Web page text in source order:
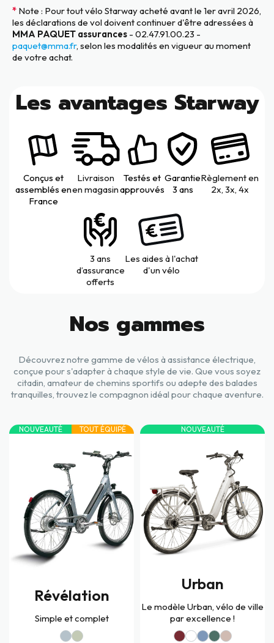
* Note : Pour tout vélo Starway acheté avant le 1er avril 2026,
les déclarations de vol doivent continuer d'être adressées à
MMA PAQUET assurances - 02.47.91.00.23 -
paquet@mma.fr, selon les modalités en vigueur au moment
de votre achat.
Les avantages Starway
Conçus et
assemblés en
France
Livraison
en magasin
Testés et
approuvés
Garantie
3 ans
Règlement en
2x, 3x, 4x
3 ans
d’assurance
offerts
Les aides à l'achat
d'un vélo
Nos gammes
Découvrez notre gamme de vélos à assistance électrique,
conçue pour s'adapter à chaque style de vie. Que vous soyez
citadin, amateur de chemins sportifs ou adepte des balades
tranquilles, trouvez le compagnon idéal pour chaque aventure.
NOUVEAUTÉ TOUT ÉQUIPÉ
Révélation
Simple et complet
NOUVEAUTÉ
Urban
Le modèle Urban, vélo de ville
par excellence !